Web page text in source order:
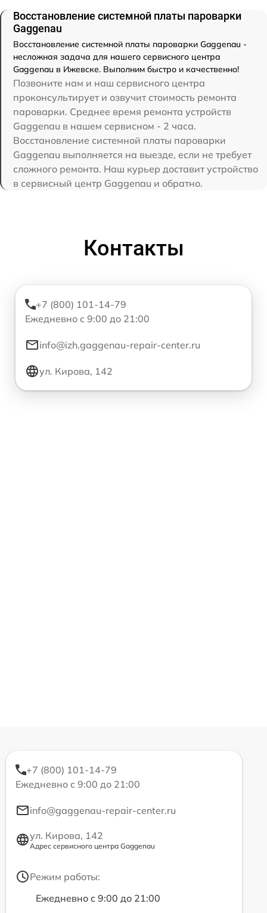
Восстановление системной платы пароварки
Gaggenau
Восстановление системной платы пароварки Gaggenau -
несложная задача для нашего сервисного центра
Gaggenau в Ижевске. Выполним быстро и качественно!
Позвоните нам и наш сервисного центра
проконсультирует и озвучит стоимость ремонта
пароварки. Среднее время ремонта устройств
Gaggenau в нашем сервисном - 2 часа.
Восстановление системной платы пароварки
Gaggenau выполняется на выезде, если не требует
сложного ремонта. Наш курьер доставит устройство
в сервисный центр Gaggenau и обратно.
Контакты
+7 (800) 101-14-79
Ежедневно с 9:00 до 21:00
info@izh.gaggenau-repair-center.ru
ул. Кирова, 142
+7 (800) 101-14-79
Ежедневно с 9:00 до 21:00
info@gaggenau-repair-center.ru
ул. Кирова, 142
Адрес сервисного центра Gaggenau
Режим работы:
Ежедневно с 9:00 до 21:00